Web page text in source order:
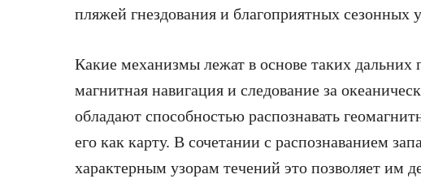
пляжей гнездования и благоприятных сезонных
Какие механизмы лежат в основе таких
магнитная навигация и следование за
обладают способностью распознавать
его как карту. В сочетании с распознаванием
характерным узорам течений это позволяет им